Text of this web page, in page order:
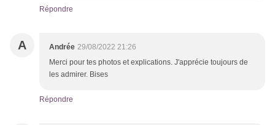
Répondre
A Andrée 29/08/2022 21:26
Merci pour tes photos et explications. J'apprécie toujours de
les admirer. Bises
Répondre